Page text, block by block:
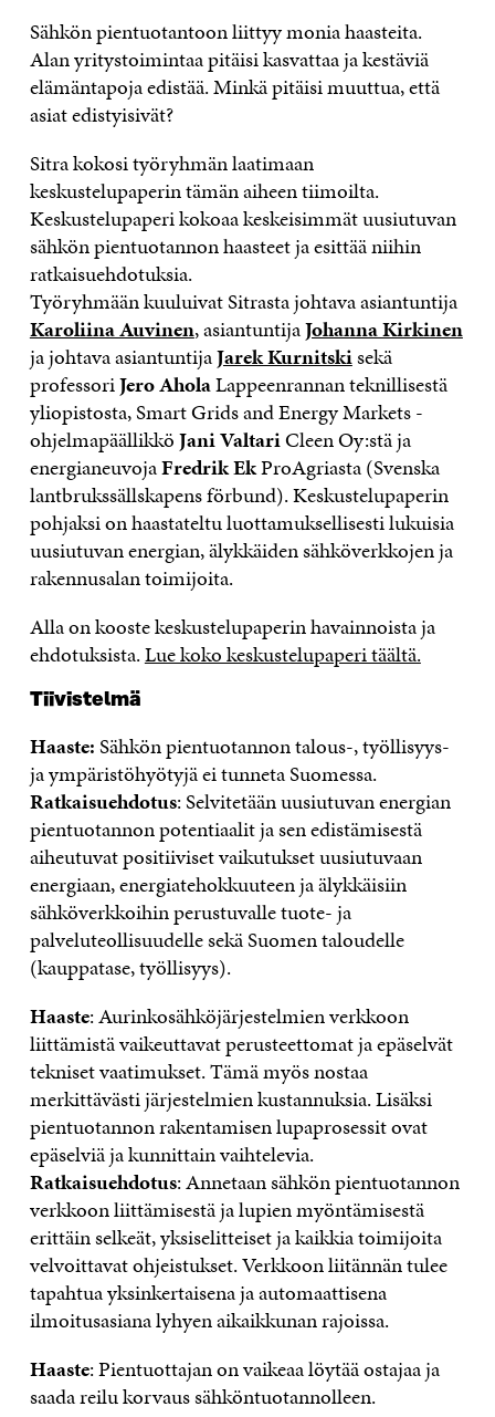
Sähkön pientuotantoon liittyy monia haasteita.
Alan yritystoimintaa pitäisi kasvattaa ja kestäviä
elämäntapoja edistää. Minkä pitäisi muuttua, että
asiat edistyisivät?
Sitra kokosi työryhmän laatimaan
keskustelupaperin tämän aiheen tiimoilta.
Keskustelupaperi kokoaa keskeisimmät uusiutuvan
sähkön pientuotannon haasteet ja esittää niihin
ratkaisuehdotuksia.
Työryhmään kuuluivat Sitrasta johtava asiantuntija
Karoliina Auvinen, asiantuntijaJohanna Kirkinen
ja johtava asiantuntijaJarek Kurnitskisekä
professoriJero AholaLappeenrannan teknillisestä
yliopistosta, Smart Grids and Energy Markets -
ohjelmapäällikköJani ValtariCleen Oy:stä ja
energianeuvojaFredrik EkProAgriasta (Svenska
lantbrukssällskapens förbund). Keskustelupaperin
pohjaksi on haastateltu luottamuksellisesti lukuisia
uusiutuvan energian, älykkäiden sähköverkkojen ja
rakennusalan toimijoita.
Alla on kooste keskustelupaperin havainnoista ja
ehdotuksista.Lue koko keskustelupaperi täältä.
Tiivistelmä
Haaste:Sähkön pientuotannon talous-, työllisyys-
ja ympäristöhyötyjä ei tunneta Suomessa.
Ratkaisuehdotus: Selvitetään uusiutuvan energian
pientuotannon potentiaalit ja sen edistämisestä
aiheutuvat positiiviset vaikutukset uusiutuvaan
energiaan, energiatehokkuuteen ja älykkäisiin
sähköverkkoihin perustuvalle tuote- ja
palveluteollisuudelle sekä Suomen taloudelle
(kauppatase, työllisyys).
Haaste: Aurinkosähköjärjestelmien verkkoon
liittämistä vaikeuttavat perusteettomat ja epäselvät
tekniset vaatimukset. Tämä myös nostaa
merkittävästi järjestelmien kustannuksia. Lisäksi
pientuotannon rakentamisen lupaprosessit ovat
epäselviä ja kunnittain vaihtelevia.
Ratkaisuehdotus: Annetaan sähkön pientuotannon
verkkoon liittämisestä ja lupien myöntämisestä
erittäin selkeät, yksiselitteiset ja kaikkia toimijoita
velvoittavat ohjeistukset. Verkkoon liitännän tulee
tapahtua yksinkertaisena ja automaattisena
ilmoitusasiana lyhyen aikaikkunan rajoissa.
Haaste: Pientuottajan on vaikeaa löytää ostajaa ja
saada reilu korvaus sähköntuotannolleen.